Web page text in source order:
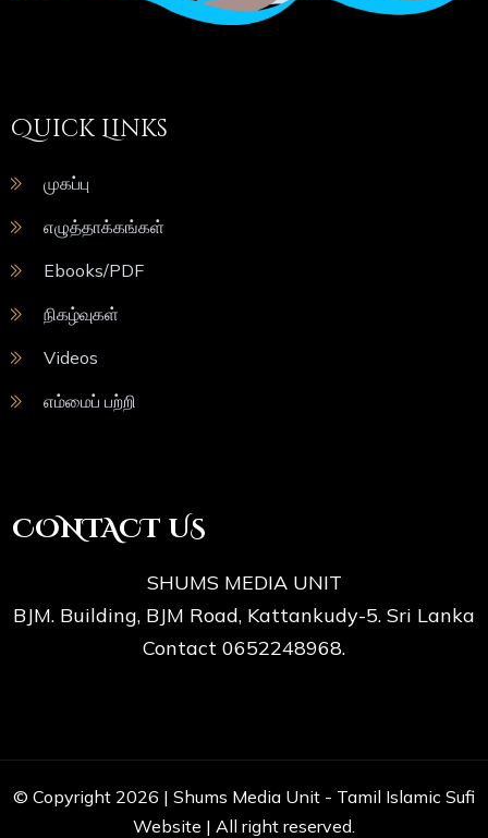
Quick Links
முகப்பு
எழுத்தாக்கங்கள்
Ebooks/PDF
நிகழ்வுகள்
Videos
எம்மைப் பற்றி
CONTACT US
SHUMS MEDIA UNIT
BJM. Building, BJM Road, Kattankudy-5. Sri Lanka
Contact 0652248968.
© Copyright 2026 | Shums Media Unit - Tamil Islamic Sufi
Website | All right reserved.